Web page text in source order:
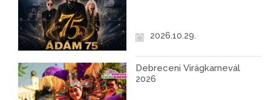
2026.10.29.
Debreceni Virágkarnevál
2026